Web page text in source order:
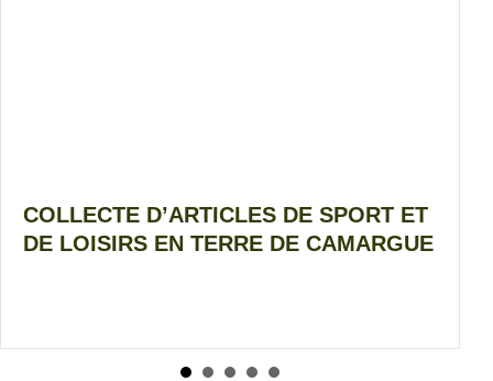
DE SPORT ET
TERRE DE CAMARGUE
HABITANTS